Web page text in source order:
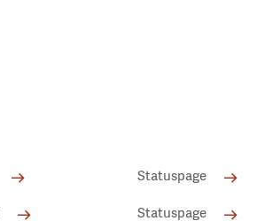
Statuspage
Statuspage